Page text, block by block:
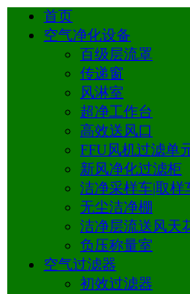
首页
空气净化设备
百级层流罩
传递窗
风淋室
超净工作台
高效送风口
FFU风机过滤单
新风净化过滤柜
洁净采样车|取样
无尘洁净棚
洁净层流送风天
负压称量室
空气过滤器
初效过滤器